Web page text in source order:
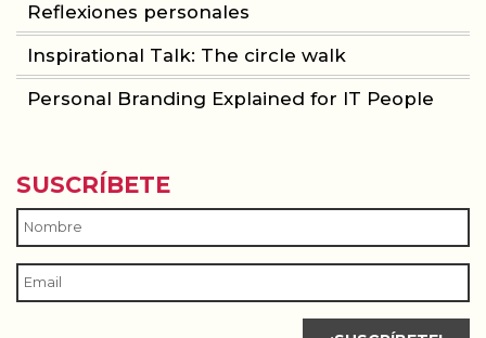
Reflexiones personales
Inspirational Talk: The circle walk
Personal Branding Explained for IT People
SUSCRÍBETE